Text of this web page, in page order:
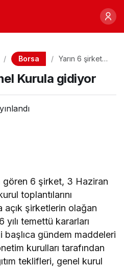
Borsa
Yarın 6 şirket
gidiyor
Kurula gidiyor
gören 6 şirket, 3 Haziran
toplantılarını
şirketlerin olağan
temettü kararları
başlıca gündem maddeleri
kurulları tarafından
teklifleri, genel kurul
Paylaş